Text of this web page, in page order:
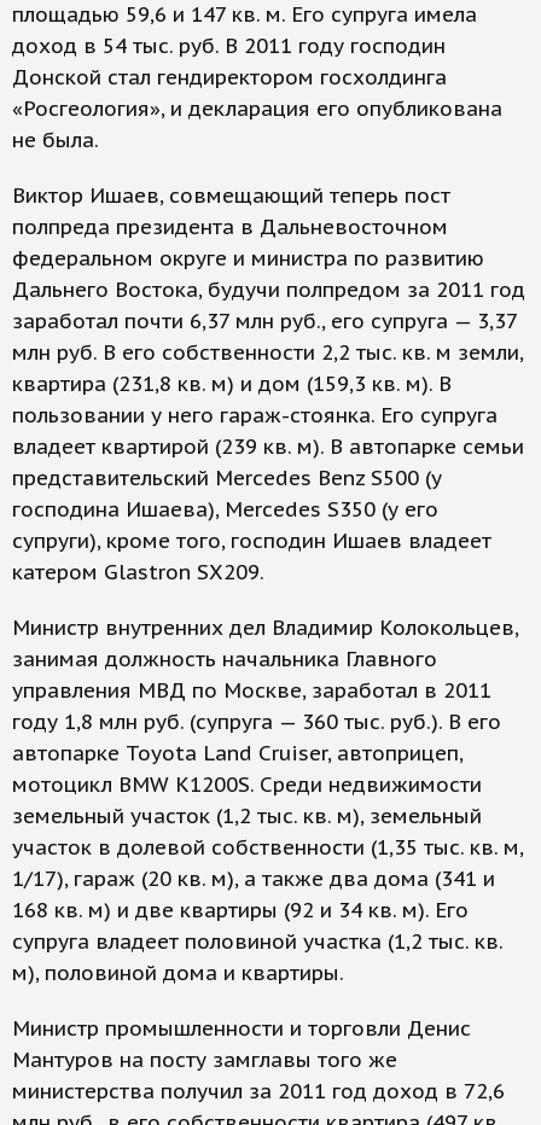
площадью 59,6 и 147 кв. м. Его супруга имела
доход в 54 тыс. руб. В 2011 году господин
Донской стал гендиректором госхолдинга
«Росгеология», и декларация его опубликована
не была.
Виктор Ишаев, совмещающий теперь пост
полпреда президента в Дальневосточном
федеральном округе и министра по развитию
Дальнего Востока, будучи полпредом за 2011 год
заработал почти 6,37 млн руб., его супруга — 3,37
млн руб. В его собственности 2,2 тыс. кв. м земли,
квартира (231,8 кв. м) и дом (159,3 кв. м). В
пользовании у него гараж-стоянка. Его супруга
владеет квартирой (239 кв. м). В автопарке семьи
представительский Mercedes Benz S500 (у
господина Ишаева), Mercedes S350 (у его
супруги), кроме того, господин Ишаев владеет
катером Glastron SX209.
Министр внутренних дел Владимир Колокольцев,
занимая должность начальника Главного
управления МВД по Москве, заработал в 2011
году 1,8 млн руб. (супруга — 360 тыс. руб.). В его
автопарке Toyota Land Cruiser, автоприцеп,
мотоцикл BMW K1200S. Среди недвижимости
земельный участок (1,2 тыс. кв. м), земельный
участок в долевой собственности (1,35 тыс. кв. м,
1/17), гараж (20 кв. м), а также два дома (341 и
168 кв. м) и две квартиры (92 и 34 кв. м). Его
супруга владеет половиной участка (1,2 тыс. кв.
м), половиной дома и квартиры.
Министр промышленности и торговли Денис
Мантуров на посту замглавы того же
министерства получил за 2011 год доход в 72,6